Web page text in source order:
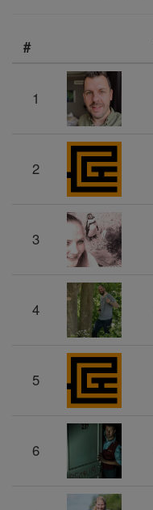
#
1
2
3
4
5
6